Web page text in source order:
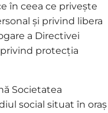
în ceea ce privește
și privind libera
a Directivei
protecția
Societatea
social situat în oraș